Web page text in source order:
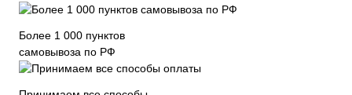
Более 1 000 пунктов
самовывоза по РФ